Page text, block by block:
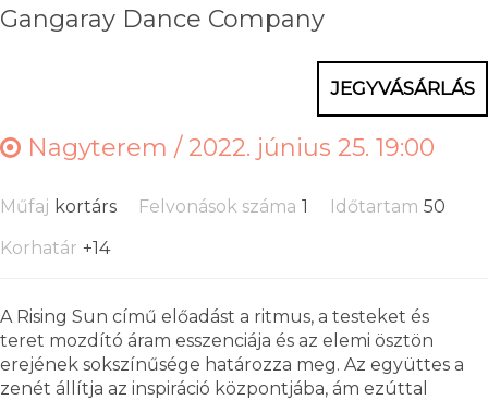
Gangaray Dance Company
JEGYVÁSÁRLÁS
Nagyterem /2022. június 25. 19:00
Műfaj kortárs Felvonások száma 1 Időtartam 50
Korhatár +14
A Rising Sun című előadást a ritmus, a testeket és
teret mozdító áram esszenciája és az elemi ösztön
erejének sokszínűsége határozza meg. Az együttes a
zenét állítja az inspiráció központjába, ám ezúttal